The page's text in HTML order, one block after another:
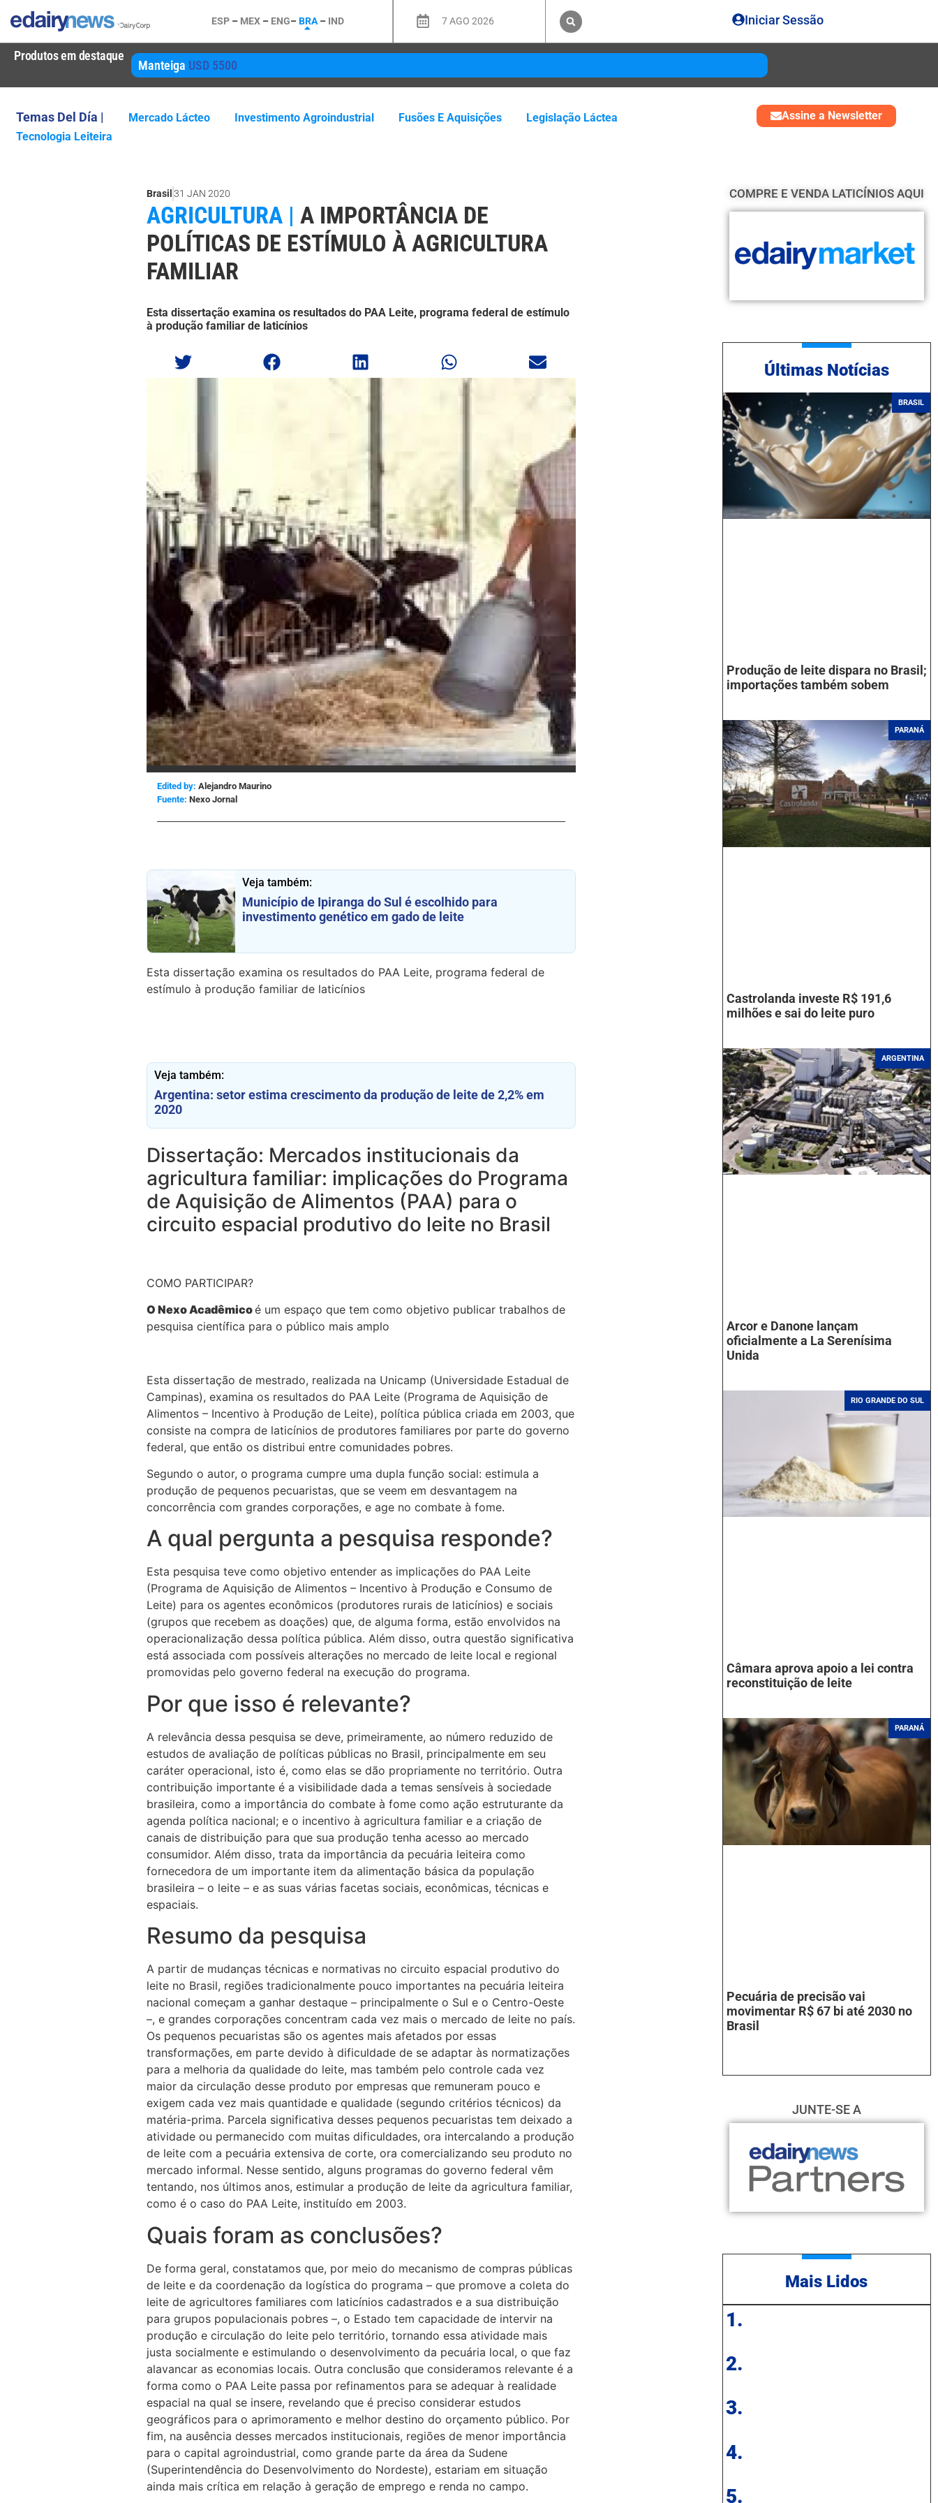
ESP – MEX – ENG–BRA – IND 7 AGO 2026 Iniciar Sessão
Produtos em destaque
Manteiga USD 5500
Temas Del Día | Mercado Lácteo Investimento Agroindustrial Fusões E Aquisições
Legislação Láctea
Tecnologia Leiteira
Assine a Newsletter
Brasil 31 JAN 2020
AGRICULTURA | A IMPORTÂNCIA DE
POLÍTICAS DE ESTÍMULO À AGRICULTURA
FAMILIAR
Esta dissertação examina os resultados do PAA Leite, programa federal de estímulo
à produção familiar de laticínios
Edited by: Alejandro Maurino
Nexo Jornal
Veja também:
Município de Ipiranga do Sul é escolhido para
investimento genético em gado de leite
Esta dissertação examina os resultados do PAA Leite, programa federal de
estímulo à produção familiar de laticínios
Veja também:
Argentina: setor estima crescimento da produção de leite de 2,2% em
2020
Dissertação: Mercados institucionais da
agricultura familiar: implicações do Programa
de Aquisição de Alimentos (PAA) para o
circuito espacial produtivo do leite no Brasil
COMO PARTICIPAR?
O Nexo Acadêmicoé um espaço que tem como objetivo publicar trabalhos de
pesquisa científica para o público mais amplo
Esta dissertação de mestrado, realizada na Unicamp (Universidade Estadual de
Campinas), examina os resultados do PAA Leite (Programa de Aquisição de
Alimentos – Incentivo à Produção de Leite), política pública criada em 2003, que
consiste na compra de laticínios de produtores familiares por parte do governo
federal, que então os distribui entre comunidades pobres.
Segundo o autor, o programa cumpre uma dupla função social: estimula a
produção de pequenos pecuaristas, que se veem em desvantagem na
concorrência com grandes corporações, e age no combate à fome.
A qual pergunta a pesquisa responde?
Esta pesquisa teve como objetivo entender as implicações do PAA Leite
(Programa de Aquisição de Alimentos – Incentivo à Produção e Consumo de
Leite) para os agentes econômicos (produtores rurais de laticínios) e sociais
(grupos que recebem as doações) que, de alguma forma, estão envolvidos na
operacionalização dessa política pública. Além disso, outra questão significativa
está associada com possíveis alterações no mercado de leite local e regional
promovidas pelo governo federal na execução do programa.
Por que isso é relevante?
A relevância dessa pesquisa se deve, primeiramente, ao número reduzido de
estudos de avaliação de políticas públicas no Brasil, principalmente em seu
caráter operacional, isto é, como elas se dão propriamente no território. Outra
contribuição importante é a visibilidade dada a temas sensíveis à sociedade
brasileira, como a importância do combate à fome como ação estruturante da
agenda política nacional; e o incentivo à agricultura familiar e a criação de
canais de distribuição para que sua produção tenha acesso ao mercado
consumidor. Além disso, trata da importância da pecuária leiteira como
fornecedora de um importante item da alimentação básica da população
brasileira – o leite – e as suas várias facetas sociais, econômicas, técnicas e
espaciais.
Resumo da pesquisa
A partir de mudanças técnicas e normativas no circuito espacial produtivo do
leite no Brasil, regiões tradicionalmente pouco importantes na pecuária leiteira
nacional começam a ganhar destaque – principalmente o Sul e o Centro-Oeste
–, e grandes corporações concentram cada vez mais o mercado de leite no país.
Os pequenos pecuaristas são os agentes mais afetados por essas
transformações, em parte devido à dificuldade de se adaptar às normatizações
para a melhoria da qualidade do leite, mas também pelo controle cada vez
maior da circulação desse produto por empresas que remuneram pouco e
exigem cada vez mais quantidade e qualidade (segundo critérios técnicos) da
matéria-prima. Parcela significativa desses pequenos pecuaristas tem deixado a
atividade ou permanecido com muitas dificuldades, ora intercalando a produção
de leite com a pecuária extensiva de corte, ora comercializando seu produto no
mercado informal. Nesse sentido, alguns programas do governo federal vêm
tentando, nos últimos anos, estimular a produção de leite da agricultura familiar,
como é o caso do PAA Leite, instituído em 2003.
Quais foram as conclusões?
De forma geral, constatamos que, por meio do mecanismo de compras públicas
de leite e da coordenação da logística do programa – que promove a coleta do
leite de agricultores familiares com laticínios cadastrados e a sua distribuição
para grupos populacionais pobres –, o Estado tem capacidade de intervir na
produção e circulação do leite pelo território, tornando essa atividade mais
justa socialmente e estimulando o desenvolvimento da pecuária local, o que faz
alavancar as economias locais. Outra conclusão que consideramos relevante é a
forma como o PAA Leite passa por refinamentos para se adequar à realidade
espacial na qual se insere, revelando que é preciso considerar estudos
geográficos para o aprimoramento e melhor destino do orçamento público. Por
fim, na ausência desses mercados institucionais, regiões de menor importância
para o capital agroindustrial, como grande parte da área da Sudene
(Superintendência do Desenvolvimento do Nordeste), estariam em situação
ainda mais crítica em relação à geração de emprego e renda no campo.
COMPRE E VENDA LATICÍNIOS AQUI
Ú ltimas Notícias
BRASIL
Produção de leite dispara no Brasil;
importações também sobem
PARANÁ
Castrolanda investe R$ 191,6
milhões e sai do leite puro
ARGENTINA
Arcor e Danone lançam
oficialmente a La Serenísima
Unida
RIO GRANDE DO SUL
Câmara aprova apoio a lei contra
reconstituição de leite
PARANÁ
Pecuária de precisão vai
movimentar R$ 67 bi até 2030 no
Brasil
JUNTE-SE A
Mais Lidos
1.
2.
3.
4.
5.